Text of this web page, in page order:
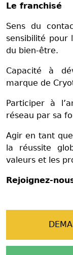
Le franchisé
Sens du
sensibilité pour
du bien-être.
Capacité à
marque de
Participer à
réseau par sa
Agir en tant
la réussite
valeurs et les
Rejoignez-